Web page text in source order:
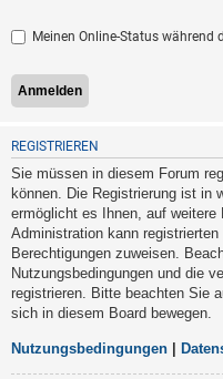
Meinen Online-Status während
REGISTRIEREN
Sie müssen in diesem Forum
können. Die Registrierung ist in
ermöglicht es Ihnen, auf
Administration kann
Berechtigungen zuweisen.
Nutzungsbedingungen und die
registrieren. Bitte beachten Sie
sich in diesem Board bewegen.
Nutzungsbedingungen |